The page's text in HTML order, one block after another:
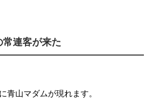
連客が来た
青山マダムが現れます。